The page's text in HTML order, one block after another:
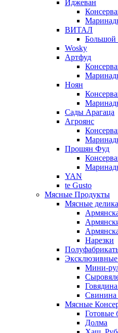
Иджеван
ВИТАЛ
Большой
Wosky
Артфуд
Ноян
Сады Арагаца
Агроянс
Прошян Фуд
YAN
te Gusto
Мясные Продукты
Мясные
Нарезки
Эксклюзивные
Мини-
Свинина
Мясные
Готовые
Долма